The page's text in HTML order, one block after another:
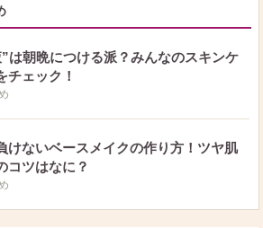
は朝晩につける派？みんなのスキンケ
チェック！
けないベースメイクの作り方！ツヤ肌
コツはなに？